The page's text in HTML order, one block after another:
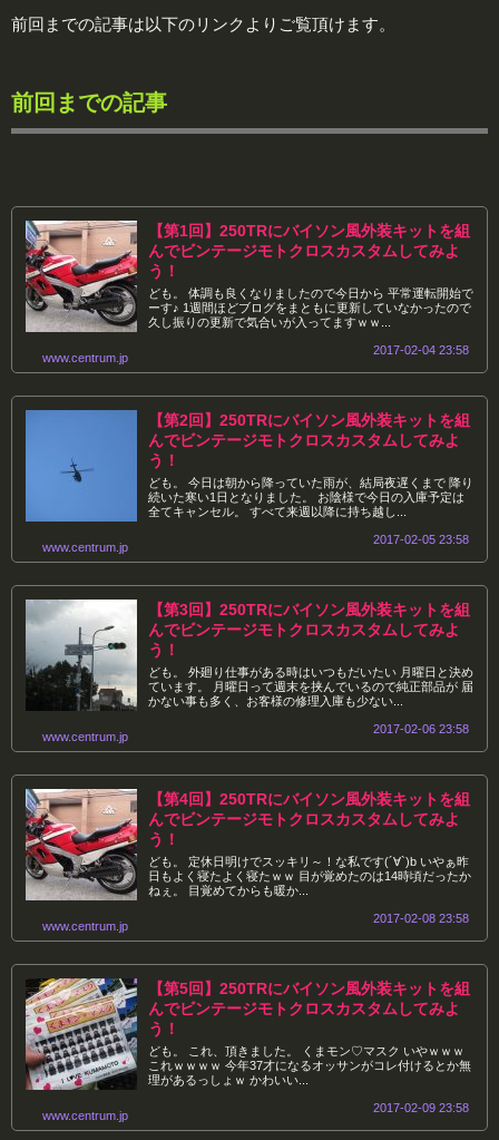
前回までの記事は以下のリンクよりご覧頂けます。
前回までの記事
【第1回】250TRにバイソン風外装キットを組
んでビンテージモトクロスカスタムしてみよ
う！
ども。 体調も良くなりましたので今日から 平常運転開始で
ーす♪ 1週間ほどブログをまともに更新していなかったので
久し振りの更新で気合いが入ってますｗｗ...
www.centrum.jp
2017-02-04 23:58
【第2回】250TRにバイソン風外装キットを組
んでビンテージモトクロスカスタムしてみよ
う！
ども。 今日は朝から降っていた雨が、結局夜遅くまで 降り
続いた寒い1日となりました。 お陰様で今日の入庫予定は
全てキャンセル。 すべて来週以降に持ち越し...
www.centrum.jp
2017-02-05 23:58
【第3回】250TRにバイソン風外装キットを組
んでビンテージモトクロスカスタムしてみよ
う！
ども。 外廻り仕事がある時はいつもだいたい 月曜日と決め
ています。 月曜日って週末を挟んでいるので純正部品が 届
かない事も多く、お客様の修理入庫も少ない...
www.centrum.jp
2017-02-06 23:58
【第4回】250TRにバイソン風外装キットを組
んでビンテージモトクロスカスタムしてみよ
う！
ども。 定休日明けでスッキリ～！な私です(´∀`)b いやぁ昨
日もよく寝たよく寝たｗｗ 目が覚めたのは14時頃だったか
ねぇ。 目覚めてからも暖か...
www.centrum.jp
2017-02-08 23:58
【第5回】250TRにバイソン風外装キットを組
んでビンテージモトクロスカスタムしてみよ
う！
ども。 これ、頂きました。 くまモン♡マスク いやｗｗｗ
これｗｗｗｗ 今年37才になるオッサンがコレ付けるとか無
理があるっしょｗ かわいい...
www.centrum.jp
2017-02-09 23:58